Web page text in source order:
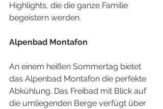
Highlights, die die ganze Familie
begeistern werden.
Alpenbad Montafon
An einem heißen Sommertag bietet
das Alpenbad Montafon die perfekte
Abkühlung. Das Freibad mit Blick auf
die umliegenden Berge verfügt über